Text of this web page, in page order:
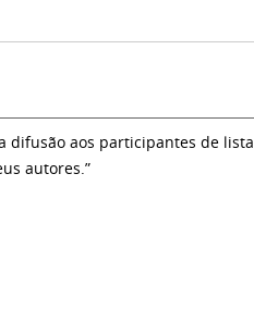
difusão aos participantes de lista
autores.”